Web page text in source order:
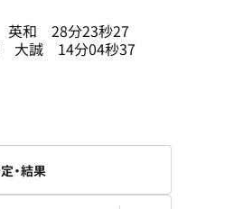
和 28分23秒27
誠 14分04秒37
・結果